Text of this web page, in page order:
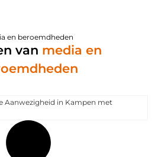
en beroemdheden
van media en
Aanwezigheid in Kampen met